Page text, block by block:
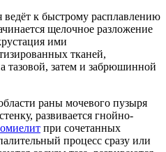
к быстрому расплавлению
щелочное разложение
ими
тканей,
тазовой, затем и забрюшинной
раны мочевого пузыря
развивается гнойно-
при сочетанных
процесс сразу или